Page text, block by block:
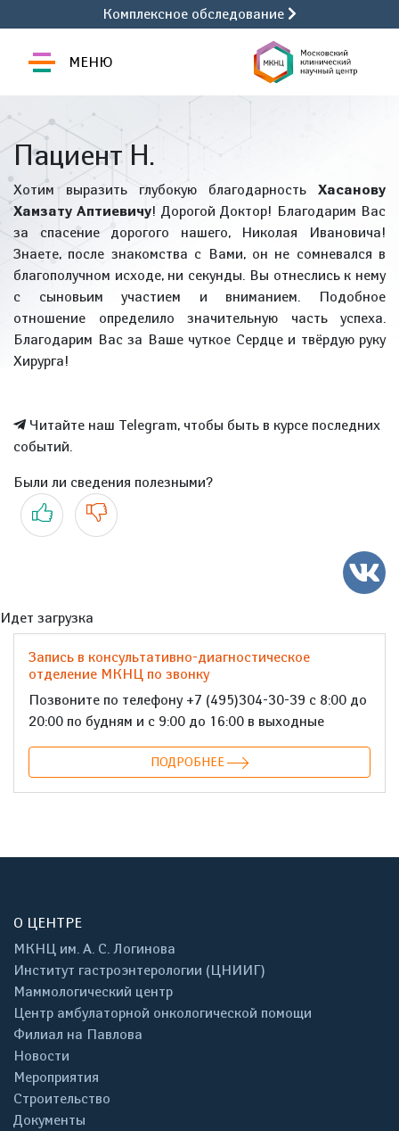
Комплексное обследование
МЕНЮ
Пациент Н.
Хотим выразить глубокую благодарность Хасанову
Хамзату Аптиевичу! Дорогой Доктор! Благодарим Вас
за спасение дорогого нашего, Николая Ивановича!
Знаете, после знакомства с Вами, он не сомневался в
благополучном исходе, ни секунды. Вы отнеслись к нему
с сыновьим участием и вниманием. Подобное
отношение определило значительную часть успеха.
Благодарим Вас за Ваше чуткое Сердце и твёрдую руку
Хирурга!
Читайте наш Telegram, чтобы быть в курсе последних
событий.
Были ли сведения полезными?
Да Нет
Идет загрузка
Запись в консультативно-диагностическое
отделение МКНЦ по звонку
Позвоните по телефону +7 (495)304-30-39 с 8:00 до
20:00 по будням и с 9:00 до 16:00 в выходные
ПОДРОБНЕЕ
О ЦЕНТРЕ
МКНЦ им. А. С. Логинова
Институт гастроэнтерологии (ЦНИИГ)
Маммологический центр
Центр амбулаторной онкологической помощи
Филиал на Павлова
Новости
Мероприятия
Строительство
Документы